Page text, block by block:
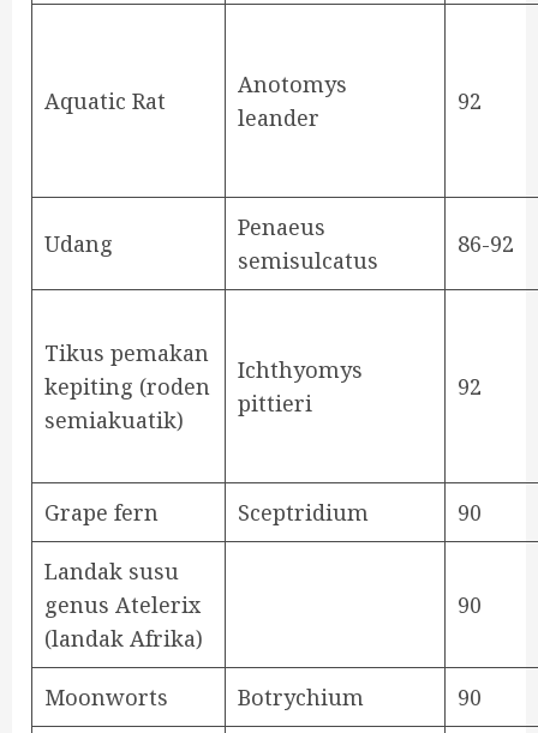
Aquatic Rat
Anotomys
leander
92
Udang
Penaeus
semisulcatus
86-92
Tikus pemakan
kepiting (roden
semiakuatik)
Ichthyomys
pittieri
92
Grape fern Sceptridium 90
Landak susu
genus Atelerix
(landak Afrika)
90
Moonworts Botrychium 90